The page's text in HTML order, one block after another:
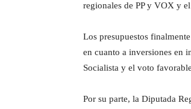
regionales de PP y VOX y
Los presupuestos
en cuanto a inversiones en
Socialista y el voto
Por su parte, la Diputada